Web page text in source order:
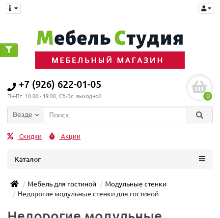
+7 (926) 622-01-05
Пн-Пт: 10:00 - 19:00, Сб-Вс: выходной 0
Везде
Скидки Акции
Каталог
Мебель для гостиной
Модульные стенки
Недорогие модульные стенки для гостиной